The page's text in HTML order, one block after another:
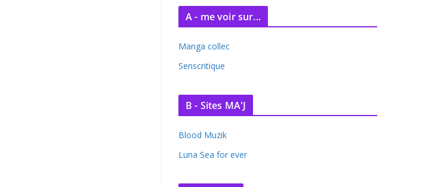
A - me voir sur...
Manga collec
Senscritique
B - Sites MA'J
Blood Muzik
Luna Sea for ever